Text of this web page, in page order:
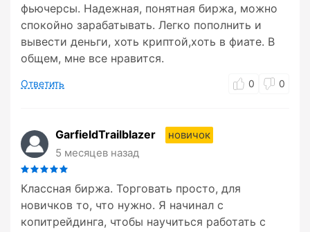
фьючерсы. Надежная, понятная биржа, можно
спокойно зарабатывать. Легко пополнить и
вывести деньги, хоть криптой,хоть в фиате. В
общем, мне все нравится.
Ответить 0 0
GarfieldTrailblazer
новичок
5 месяцев назад
Классная биржа. Торговать просто, для
новичков то, что нужно. Я начинал с
копитрейдинга, чтобы научиться работать с